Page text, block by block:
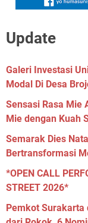
Update
Galeri Investasi
Modal Di Desa
Sensasi Rasa Mie
Mie dengan Kuah
Semarak Dies
Bertransformasi
*OPEN CALL
STREET 2026*
Pemkot Surakarta